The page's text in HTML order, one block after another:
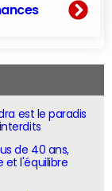
est le paradis
de 40 ans,
et l'équilibre